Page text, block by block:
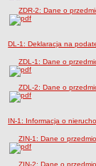
Energia
Meteorologiczne
Rozkłady jazdy
Wodociągi -
Ogłoszenia o
Dane adresowe
Burmistrz
Zastępca
ZDR-2: Dane o
DL-1: Deklaracja na
ZDL-1: Dane o
ZDL-2: Dane o
IN-1: Informacja o
ZIN-1: Dane o
ZIN-2: Dane o